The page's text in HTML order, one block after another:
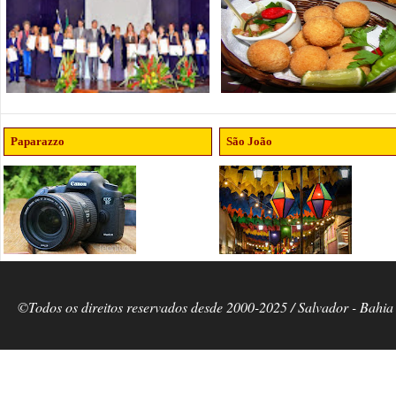
Paparazzo São João
©Todos os direitos reservados desde 2000-2025 / Salvador -